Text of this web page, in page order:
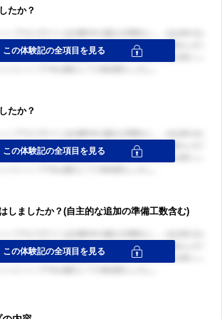
たか？
たか？
しましたか？(自主的な追加の準備工数含む)
グイン・会員登録